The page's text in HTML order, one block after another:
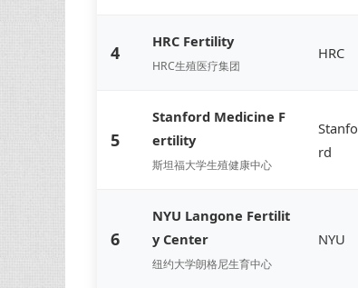
4
HRC Fertility
HRC生殖医疗集团
HRC
5
Stanford Medicine F
ertility
斯坦福大学生殖健康中心
Stanfo
rd
6
NYU Langone Fertilit
y Center
纽约大学朗格尼生育中心
NYU